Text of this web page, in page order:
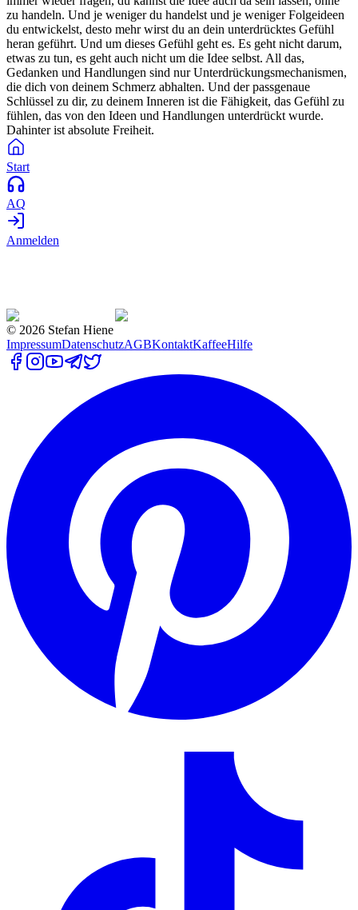
zu handeln. Und je weniger du handelst und je weniger Folgeideen
du entwickelst, desto mehr wirst du an dein unterdrücktes Gefühl
heran geführt. Und um dieses Gefühl geht es. Es geht nicht darum,
etwas zu tun, es geht auch nicht um die Idee selbst. All das,
Gedanken und Handlungen sind nur Unterdrückungsmechanismen,
die dich von deinem Schmerz abhalten. Und der passgenaue
Schlüssel zu dir, zu deinem Inneren ist die Fähigkeit, das Gefühl zu
fühlen, das von den Ideen und Handlungen unterdrückt wurde.
Dahinter ist absolute Freiheit.
Start
AQ
Anmelden
© 2026 Stefan Hiene
ImpressumDatenschutzAGBKontaktKaffeeHilfe